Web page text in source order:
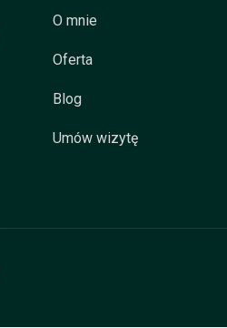
O mnie
Oferta
Blog
Umów wizytę